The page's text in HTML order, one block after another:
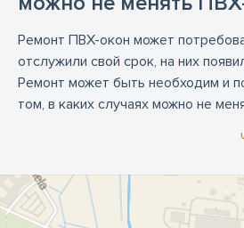
пластмассовые
производство
производство дверей
ремонт деревянных окон
ремонт оконных дверей
ремонт подъемных окон
Ремонт ПВХ-окон может
отслужили свой срок, на них
Ремонт может быть необходим и
том, в каких случаях можно не